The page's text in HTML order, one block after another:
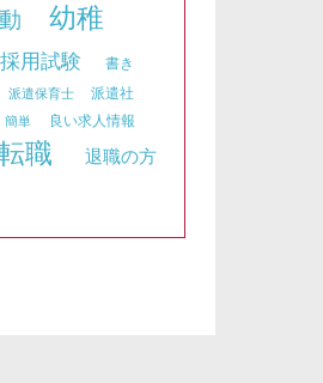
幼稚
採用試験
書き
派遣保育士
派遣社
簡単 良い求人情報
職
退職の方